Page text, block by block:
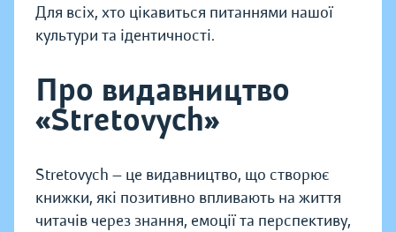
Для всіх, хто цікавиться питаннями нашої
культури та ідентичності.
Про видавництво
«Stretovych»
Stretovych — це видавництво, що створює
книжки, які позитивно впливають на життя
читачів через знання, емоції та перспективу,